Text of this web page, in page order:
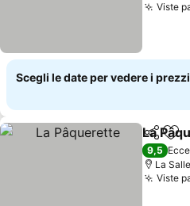
Viste
Scegli le date per vedere i
La
9,5
La
Viste